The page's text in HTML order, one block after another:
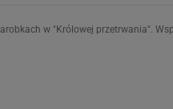
w "Królowej przetrwania".